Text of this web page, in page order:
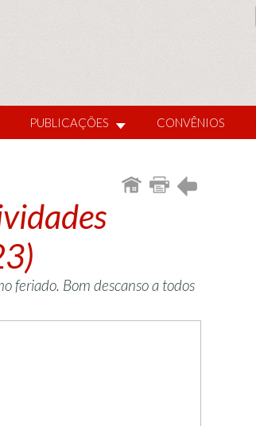
PUBLICAÇÕES CONVÊNIOS
feriado. Bom descanso a todos